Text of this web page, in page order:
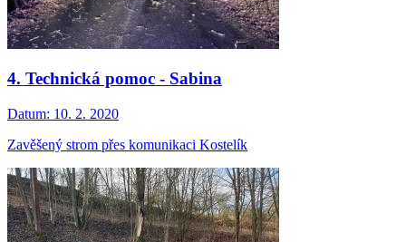
4. Technická pomoc - Sabina
Datum: 10. 2. 2020
Zavěšený strom přes komunikaci Kostelík